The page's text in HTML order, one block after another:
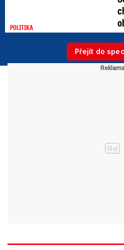
POLITIKA
Přejít do